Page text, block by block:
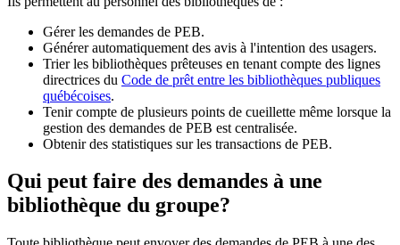
Gérer les demandes de PEB.
Générer automatiquement des avis à l'intention des usagers.
Trier les bibliothèques prêteuses en tenant compte des lignes
directrices du Code de prêt entre les bibliothèques publiques
québécoises.
Tenir compte de plusieurs points de cueillette même lorsque la
gestion des demandes de PEB est centralisée.
Obtenir des statistiques sur les transactions de PEB.
Qui peut faire des demandes à une
bibliothèque du groupe?